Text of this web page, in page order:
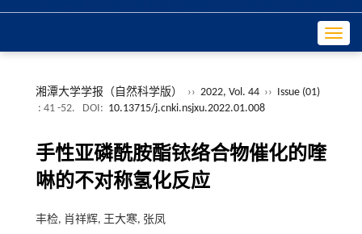
湘潭大学学报（自然科学版） ›› 2022, Vol. 44 ›› Issue (01)
: 41 -52.
DOI: 10.13715/j.cnki.nsjxu.2022.01.008
手性亚磷酰胺酯铱络合物催化的喹
啉的不对称氢化反应
丰检, 肖祥辉, 王大寒, 张凤